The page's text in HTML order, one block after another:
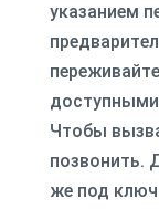
указанием
доступными
Чтобы
позвонить.
же под